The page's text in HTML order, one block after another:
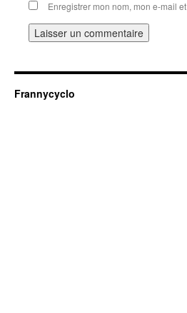
Enregistrer mon nom, mon e-mail
Frannycyclo